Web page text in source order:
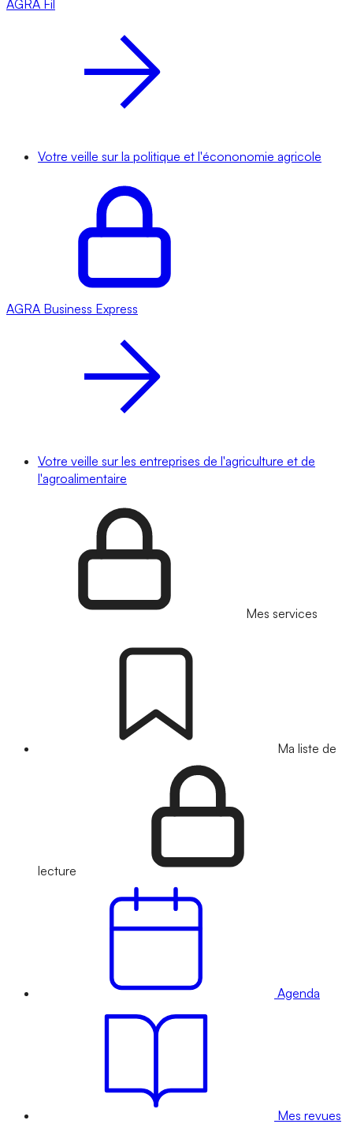
AGRA Fil
Votre veille sur la politique et l'écononomie agricole
AGRA Business Express
Votre veille sur les entreprises de l'agriculture et de
l'agroalimentaire
Mes services
Ma liste de
lecture
Agenda
Mes revues